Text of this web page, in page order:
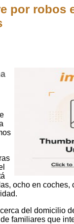
por robos
ocho en coches,
del domicilio
familiares que